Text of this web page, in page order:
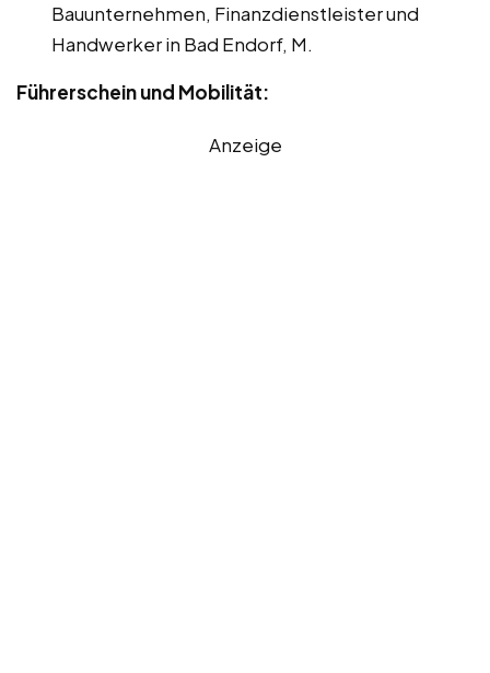
Bauunternehmen, Finanzdienstleister und
Handwerker in Bad Endorf, M.
Führerschein und Mobilität:
Anzeige